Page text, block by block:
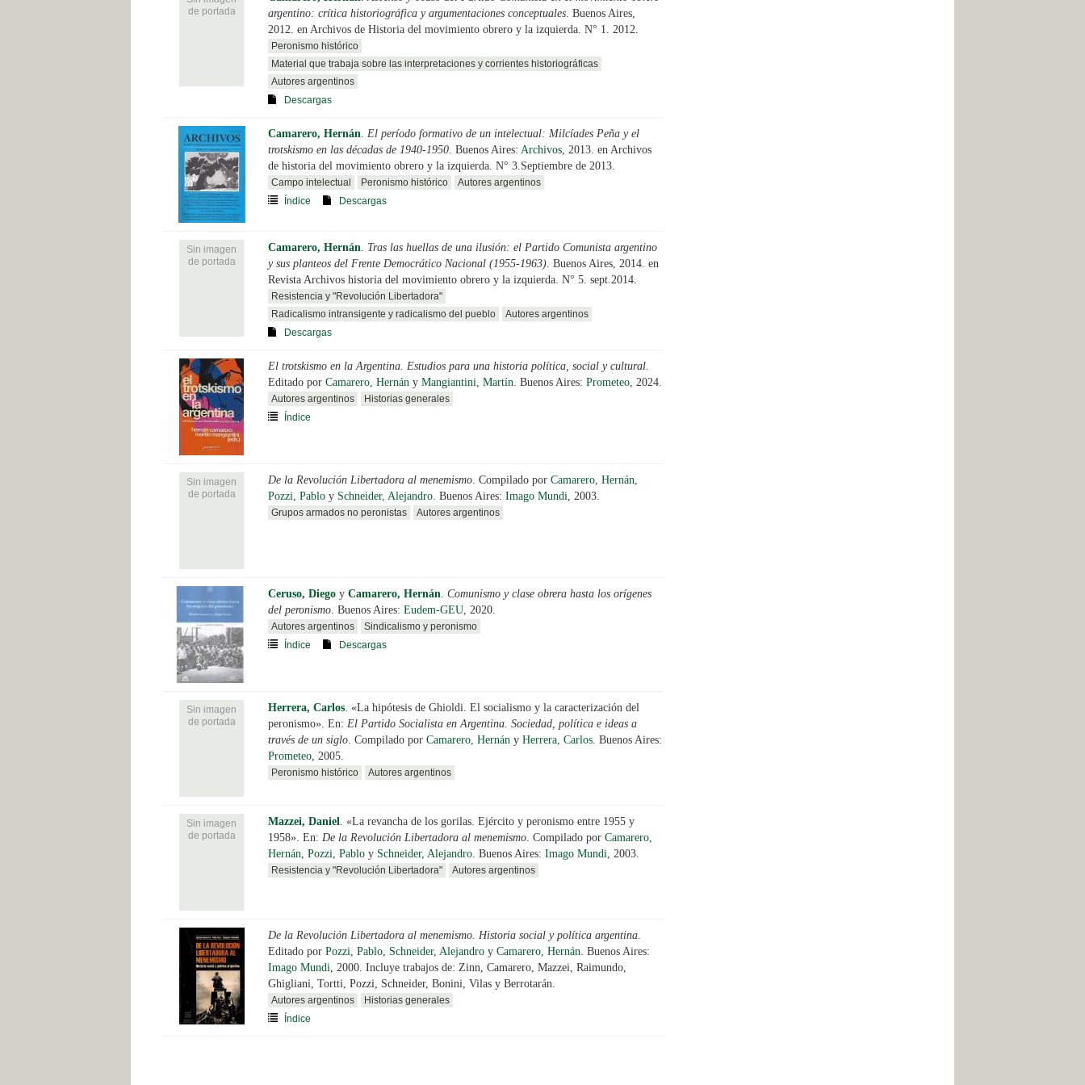
de portada
argentino: crítica historiográfica y argumentaciones conceptuales. Buenos Aires,
2012. en Archivos de Historia del movimiento obrero y la izquierda. N° 1. 2012.
Peronismo histórico
Material que trabaja sobre las interpretaciones y corrientes historiográficas
Autores argentinos
Descargas
Camarero, Hernán. El período formativo de un intelectual: Milcíades Peña y el
trotskismo en las décadas de 1940-1950. Buenos Aires: Archivos, 2013. en Archivos
de historia del movimiento obrero y la izquierda. N° 3.Septiembre de 2013.
Campo intelectual Peronismo histórico
Autores argentinos
Índice
Descargas
Sin imagen
de portada
Camarero, Hernán. Tras las huellas de una ilusión: el Partido Comunista argentino
y sus planteos del Frente Democrático Nacional (1955-1963). Buenos Aires, 2014. en
Revista Archivos historia del movimiento obrero y la izquierda. N° 5. sept.2014.
Resistencia y "Revolución Libertadora"
Radicalismo intransigente y radicalismo del pueblo
Autores argentinos
Descargas
El trotskismo en la Argentina. Estudios para una historia política, social y cultural.
Editado por Camarero, Hernán y Mangiantini, Martín. Buenos Aires: Prometeo, 2024.
Autores argentinos
Historias generales
Índice
Sin imagen
de portada
De la Revolución Libertadora al menemismo. Compilado por Camarero, Hernán,
Pozzi, Pablo y Schneider, Alejandro. Buenos Aires: Imago Mundi, 2003.
Grupos armados no peronistas Autores argentinos
Ceruso, Diego y Camarero, Hernán. Comunismo y clase obrera hasta los orígenes
del peronismo. Buenos Aires: Eudem-GEU, 2020.
Autores argentinos
Sindicalismo y peronismo
Índice
Descargas
Sin imagen
de portada
Herrera, Carlos. «La hipótesis de Ghioldi. El socialismo y la caracterización del
peronismo». En: El Partido Socialista en Argentina. Sociedad, política e ideas a
través de un siglo. Compilado por Camarero, Hernán y Herrera, Carlos. Buenos Aires:
Prometeo, 2005.
Peronismo histórico Autores argentinos
Sin imagen
de portada
Mazzei, Daniel. «La revancha de los gorilas. Ejército y peronismo entre 1955 y
1958». En: De la Revolución Libertadora al menemismo. Compilado por Camarero,
Hernán, Pozzi, Pablo y Schneider, Alejandro. Buenos Aires: Imago Mundi, 2003.
Resistencia y "Revolución Libertadora" Autores argentinos
De la Revolución Libertadora al menemismo. Historia social y política argentina.
Editado por Pozzi, Pablo, Schneider, Alejandro y Camarero, Hernán. Buenos Aires:
Imago Mundi, 2000. Incluye trabajos de: Zinn, Camarero, Mazzei, Raimundo,
Ghigliani, Tortti, Pozzi, Schneider, Bonini, Vilas y Berrotarán.
Autores argentinos
Historias generales
Índice